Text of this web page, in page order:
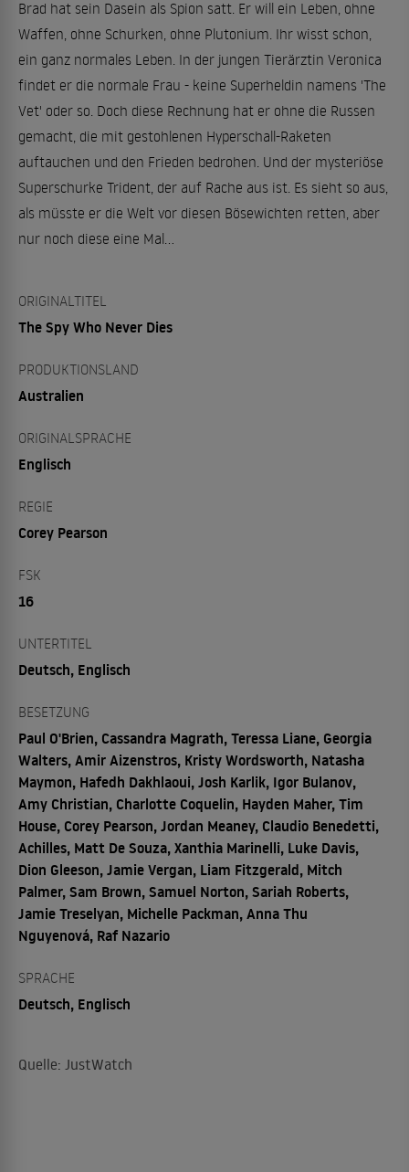
Brad hat sein Dasein als Spion satt. Er will ein Leben, ohne
Waffen, ohne Schurken, ohne Plutonium. Ihr wisst schon,
ein ganz normales Leben. In der jungen Tierärztin Veronica
findet er die normale Frau - keine Superheldin namens 'The
Vet' oder so. Doch diese Rechnung hat er ohne die Russen
gemacht, die mit gestohlenen Hyperschall-Raketen
auftauchen und den Frieden bedrohen. Und der mysteriöse
Superschurke Trident, der auf Rache aus ist. Es sieht so aus,
als müsste er die Welt vor diesen Bösewichten retten, aber
nur noch diese eine Mal...
ORIGINALTITEL
The Spy Who Never Dies
PRODUKTIONSLAND
Australien
ORIGINALSPRACHE
Englisch
REGIE
Corey Pearson
FSK
16
UNTERTITEL
Deutsch, Englisch
BESETZUNG
Paul O'Brien, Cassandra Magrath, Teressa Liane, Georgia
Walters, Amir Aizenstros, Kristy Wordsworth, Natasha
Maymon, Hafedh Dakhlaoui, Josh Karlik, Igor Bulanov,
Amy Christian, Charlotte Coquelin, Hayden Maher, Tim
House, Corey Pearson, Jordan Meaney, Claudio Benedetti,
Achilles, Matt De Souza, Xanthia Marinelli, Luke Davis,
Dion Gleeson, Jamie Vergan, Liam Fitzgerald, Mitch
Palmer, Sam Brown, Samuel Norton, Sariah Roberts,
Jamie Treselyan, Michelle Packman, Anna Thu
Nguyenová, Raf Nazario
SPRACHE
Deutsch, Englisch
Quelle: JustWatch